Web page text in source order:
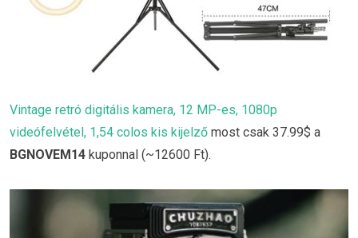
Vintage retró digitális kamera, 12 MP-es, 1080p
videófelvétel, 1,54 colos kis kijelző most csak 37.99$ a
BGNOVEM14 kuponnal (~12600 Ft).